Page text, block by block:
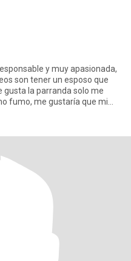
y muy apasionada,
son tener un esposo que
gusta la parranda solo me
fumo, me gustaría que mi